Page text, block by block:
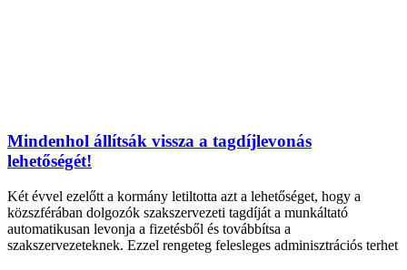
Mindenhol állítsák vissza a tagdíjlevonás
lehetőségét!
Két évvel ezelőtt a kormány letiltotta azt a lehetőséget, hogy a
közszférában dolgozók szakszervezeti tagdíját a munkáltató
automatikusan levonja a fizetésből és továbbítsa a
szakszervezeteknek. Ezzel rengeteg felesleges adminisztrációs terhet